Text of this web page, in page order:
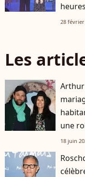
28
Les
Arthur
une
18 juin